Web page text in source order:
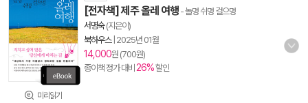
미리읽기
[전자책] 제주 올레 여행 - 놀멍 쉬멍 걸으멍
서명숙(지은이)
북하우스| 2025년 01월
14,000원 (700원)
종이책 정가 대비 26%할인